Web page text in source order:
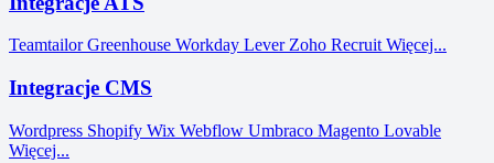
TeamtailorGreenhouse Workday Lever Zoho Recruit Więcej...
Integracje CMS
Wordpress Shopify Wix Webflow Umbraco Magento Lovable
Więcej...